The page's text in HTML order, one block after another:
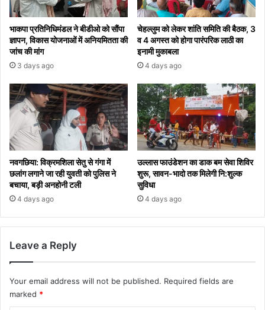
भाकपा प्रतिनिधिमंडल ने बीडीओ को सौंपा
ज्ञापन, विकास योजनाओं में अनियमितता की
जांच की मांग
3 days ago
चेहल्लुम को लेकर शांति समिति की बैठक, 3
व 4 अगस्त को होगा पारंपरिक लाठी का
इनामी मुकाबला
4 days ago
नवगछिया: विक्रमशिला सेतु से गंगा में
छलांग लगाने जा रही युवती को पुलिस ने
बचाया, बड़ी अनहोनी टली
4 days ago
उल्लास फाउंडेशन का डाक बम सेवा शिविर
शुरू, सावन-भादो तक मिलेगी नि:शुल्क
सुविधा
4 days ago
Leave a Reply
Your email address will not be published. Required fields are
marked *